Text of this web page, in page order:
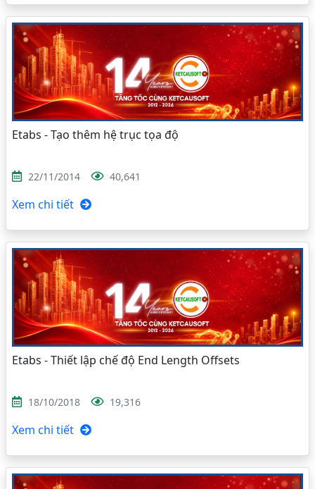
Etabs - Tạo thêm hệ trục tọa độ
22/11/2014 40,641
Xem chi tiết
Etabs - Thiết lập chế độ End Length Offsets
18/10/2018 19,316
Xem chi tiết